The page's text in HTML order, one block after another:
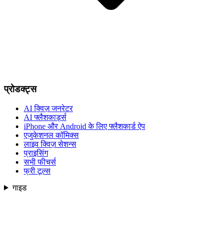
प्रोडक्ट्स
AI क्विज़ जनरेटर
AI फ्लैशकार्ड्स
iPhone और Android के लिए फ्लैशकार्ड ऐप
एजुकेशनल कॉमिक्स
लाइव क्विज़ सेशन्स
प्राइसिंग
सभी फीचर्स
फ्री टूल्स
गाइड